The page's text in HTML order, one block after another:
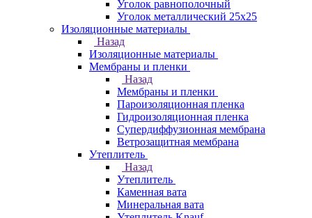
Уголок равнополочный
Уголок металлический 25х25
Изоляционные материалы
Назад
Изоляционные материалы
Мембраны и пленки
Назад
Мембраны и пленки
Пароизоляционная пленка
Гидроизоляционная пленка
Супердиффузионная мембрана
Ветрозащитная мембрана
Утеплитель
Назад
Утеплитель
Каменная вата
Минеральная вата